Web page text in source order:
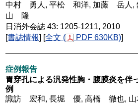
中村 勇人, 平松 和洋, 加藤 岳人
山 隆
日消外会誌 43: 1205-1211, 2010
[書誌情報] [全文 ( PDF 630KB)]
症例報告
胃穿孔による汎発性胸・腹膜炎を
例
諏訪 宏和, 長堀 優, 高橋 徹也,